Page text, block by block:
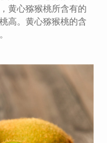
黄心猕猴桃所含有的
高。黄心猕猴桃的含